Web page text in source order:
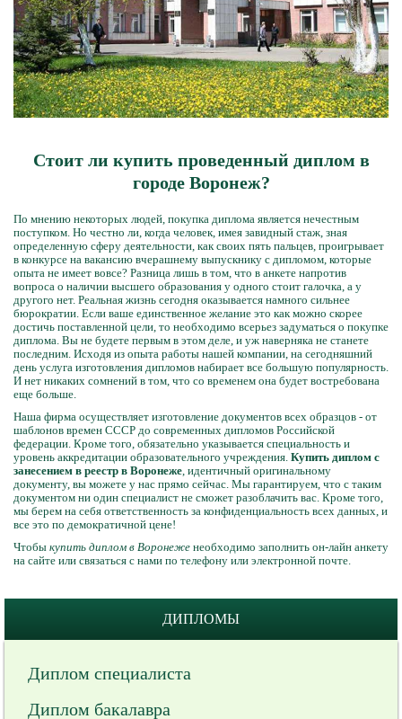
Стоит ли купить проведенный диплом в
городе Воронеж?
По мнению некоторых людей, покупка диплома является нечестным
поступком. Но честно ли, когда человек, имея завидный стаж, зная
определенную сферу деятельности, как своих пять пальцев, проигрывает
в конкурсе на вакансию вчерашнему выпускнику с дипломом, которые
опыта не имеет вовсе? Разница лишь в том, что в анкете напротив
вопроса о наличии высшего образования у одного стоит галочка, а у
другого нет. Реальная жизнь сегодня оказывается намного сильнее
бюрократии. Если ваше единственное желание это как можно скорее
достичь поставленной цели, то необходимо всерьез задуматься о покупке
диплома. Вы не будете первым в этом деле, и уж наверняка не станете
последним. Исходя из опыта работы нашей компании, на сегодняшний
день услуга изготовления дипломов набирает все большую популярность.
И нет никаких сомнений в том, что со временем она будет востребована
еще больше.
Наша фирма осуществляет изготовление документов всех образцов - от
шаблонов времен СССР до современных дипломов Российской
федерации. Кроме того, обязательно указывается специальность и
уровень аккредитации образовательного учреждения. Купить диплом с
занесением в реестр в Воронеже , идентичный оригинальному
документу, вы можете у нас прямо сейчас. Мы гарантируем, что с таким
документом ни один специалист не сможет разоблачить вас. Кроме того,
мы берем на себя ответственность за конфиденциальность всех данных, и
все это по демократичной цене!
Чтобы купить диплом в Воронеже необходимо заполнить он-лайн анкету
на сайте или связаться с нами по телефону или электронной почте.
ДИПЛОМЫ
Диплом специалиста
Диплом бакалавра